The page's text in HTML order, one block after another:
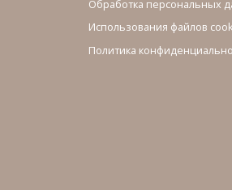
Обработка персональных
Использования файлов
Политика